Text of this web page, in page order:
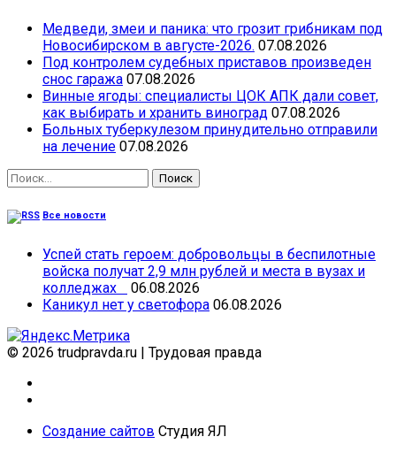
Медведи, змеи и паника: что грозит грибникам под
Новосибирском в августе-2026. 07.08.2026
Под контролем судебных приставов произведен
снос гаража 07.08.2026
Винные ягоды: специалисты ЦОК АПК дали совет,
как выбирать и хранить виноград 07.08.2026
Больных туберкулезом принудительно отправили
на лечение 07.08.2026
Найти:
Все новости
Успей стать героем: добровольцы в беспилотные
войска получат 2,9 млн рублей и места в вузах и
колледжах
06.08.2026
Каникул нет у светофора 06.08.2026
© 2026 trudpravda.ru Трудовая правда
Создание сайтов Студия ЯЛ